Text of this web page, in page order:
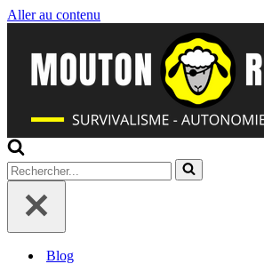
Aller au contenu
Rechercher...
Blog